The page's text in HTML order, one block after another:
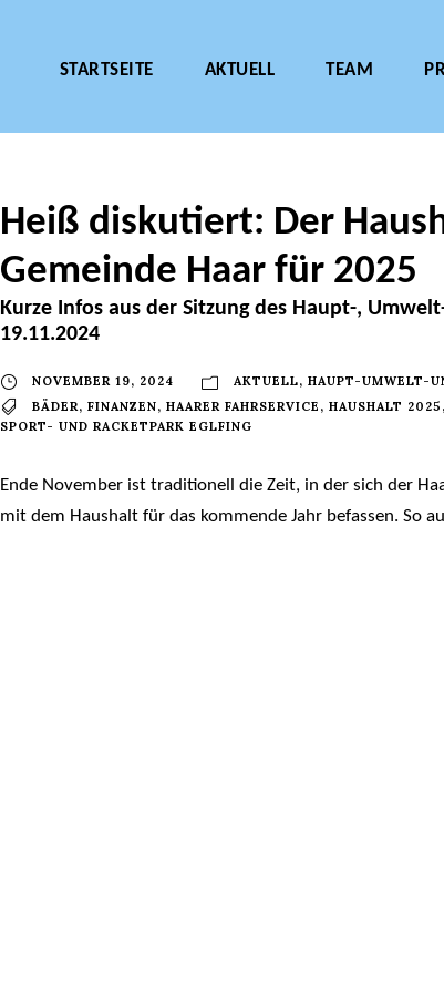
STARTSEITE AKTUELL TEAM
Heiß diskutiert: Der
Gemeinde Haar für 2025
Kurze Infos aus der Sitzung des Haupt-,
19.11.2024
NOVEMBER 19, 2024 AKTUELL, HAUPT-UMWELT-
BÄDER, FINANZEN, HAARER FAHRSERVICE , HAUSHALT 2025 ,
SPORT- UND RACKETPARK EGLFING
Ende November ist traditionell die Zeit, in der sich der
mit dem Haushalt für das kommende Jahr befassen. So